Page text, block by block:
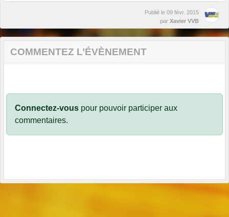
Publié le 09 févr. 2015
par Xavier VVB
COMMENTEZ L’ÉVÈNEMENT
Connectez-vous pour pouvoir participer aux
commentaires.